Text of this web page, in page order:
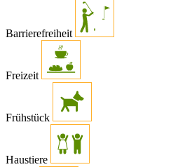
Barrierefreiheit
Freizeit
Frühstück
Haustiere